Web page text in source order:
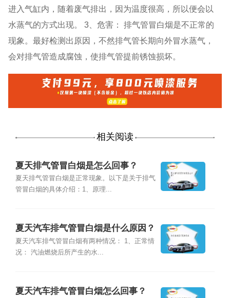
进入气缸内，随着废气排出，因为温度很高，所以便会以
水蒸气的方式出现。 3、危害： 排气管冒白烟是不正常的
现象。最好检测出原因，不然排气管长期向外冒水蒸气，
会对排气管造成腐蚀，使排气管提前锈蚀损坏。
相关阅读
夏天排气管冒白烟是怎么回事？
夏天排气管冒白烟是正常现象。以下是关于排气
管冒白烟的具体介绍：1、原理...
夏天汽车排气管冒白烟是什么原因？
夏天汽车排气管冒白烟有两种情况： 1、正常情
况： 汽油燃烧后所产生的水...
夏天汽车排气管冒白烟怎么回事？